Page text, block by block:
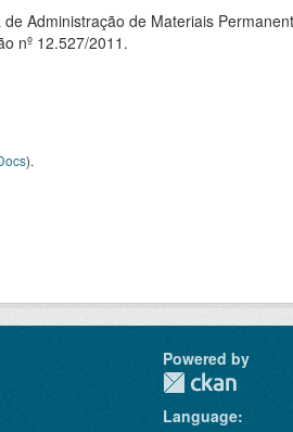
Administração de Materiais
nº 12.527/2011.
).
Powered by
Language